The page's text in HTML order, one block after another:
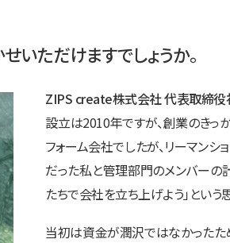
ただけますでしょうか。
ZIPS create株式会社 代表取締役
設立は2010年ですが、創業のきっ
フォーム会社でしたが、リーマン
だった私と管理部門のメンバーの
たちで会社を立ち上げよう」とい
当初は資金が潤沢ではなかったた